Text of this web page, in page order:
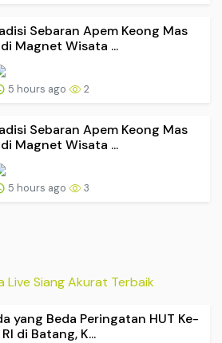
Sebaran Apem Keong Mas
Magnet Wisata ...
5 hours ago 2
Sebaran Apem Keong Mas
Magnet Wisata ...
5 hours ago 3
Live Siang Akurat Terbaik
yang Beda Peringatan HUT Ke-
RI di Batang, K...